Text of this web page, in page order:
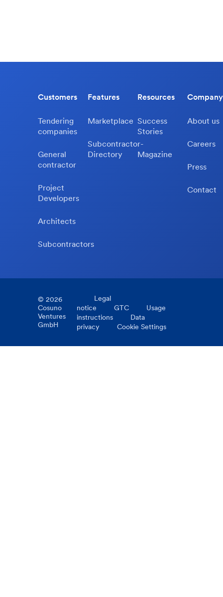
Customers
Tendering
companies
General
contractor
Project
Developers
Architects
Subcontractors
Features
Marketplace
Subcontractor-
Directory
Resources
Success
Stories
Magazine
Company
About us
Careers
Press
Contact
© 2026
Cosuno
Ventures
GmbH
Legal
notice
GTC
Usage
instructions
Data
privacy
Cookie Settings